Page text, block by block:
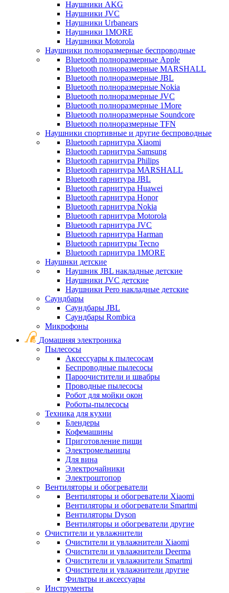
Наушники AKG
Наушники JVC
Наушники Urbanears
Наушники 1MORE
Наушники Motorola
Наушники полноразмерные беспроводные
Bluetooth полноразмерные Apple
Bluetooth полноразмерные MARSHALL
Bluetooth полноразмерные JBL
Bluetooth полноразмерные Nokia
Bluetooth полноразмерные JVC
Bluetooth полноразмерные 1More
Bluetooth полноразмерные Soundcore
Bluetooth полноразмерные TFN
Наушники спортивные и другие беспроводные
Bluetooth гарнитура Xiaomi
Bluetooth гарнитура Samsung
Bluetooth гарнитура Philips
Bluetooth гарнитура MARSHALL
Bluetooth гарнитура JBL
Bluetooth гарнитура Huawei
Bluetooth гарнитура Honor
Bluetooth гарнитура Nokia
Bluetooth гарнитура Motorola
Bluetooth гарнитура JVC
Bluetooth гарнитура Harman
Bluetooth гарнитуры Tecno
Bluetooth гарнитура 1MORE
Наушнки детские
Наушник JBL накладные детские
Наушники JVC детские
Наушники Pero накладные детские
Саундбары
Саундбары JBL
Саундбары Rombica
Микрофоны
Домашняя электроника
Пылесосы
Аксессуары к пылесосам
Беспроводные пылесосы
Пароочистители и швабры
Проводные пылесосы
Робот для мойки окон
Роботы-пылесосы
Техника для кухни
Блендеры
Кофемашины
Приготовление пищи
Электромельницы
Для вина
Электрочайники
Электроштопор
Вентиляторы и обогреватели
Вентиляторы и обогреватели Xiaomi
Вентиляторы и обогреватели Smartmi
Вентиляторы Dyson
Вентиляторы и обогреватели другие
Очистители и увлажнители
Очистители и увлажнители Xiaomi
Очистители и увлажнители Deerma
Очистители и увлажнители Smartmi
Очистители и увлажнители другие
Фильтры и аксессуары
Инструменты